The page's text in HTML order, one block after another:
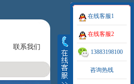
联系我们
在线客服1
在线客服2
13883198100
咨询热线